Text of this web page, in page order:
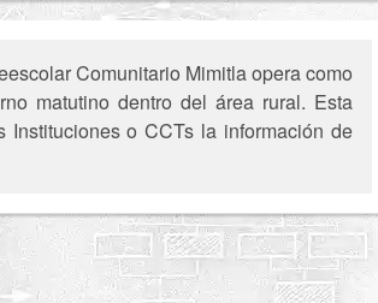
Comunitario Mimitla opera como
matutino dentro del área rural. Esta
o CCTs la información de